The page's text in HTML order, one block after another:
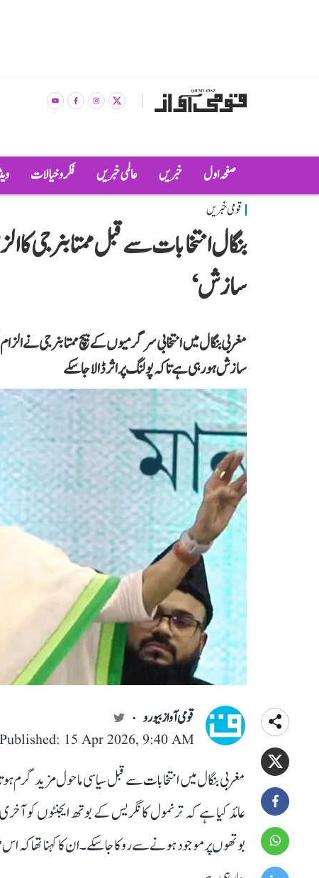
صفحہ اول خبریں عالمی خبریں فکر و خیالات
قومی خبریں
بنگال انتخابات سے قبل ممتا بنرجی کا
سازش‘
مغربی بنگال میں انتخابی سرگرمیوں کے بیچ ممتا بنرجی نے
سازش ہو رہی ہے تاکہ پولنگ پر اثر ڈالا جا سکے
قومی آواز بیورو
Published: 15 Apr 2026, 9:40 AM
مغربی بنگال میں انتخابات سے قبل سیاسی ماحول مزید گرم
عائد کیا ہے کہ ترنمول کانگریس کے بوتھ ایجنٹوں کو
بوتھوں پر موجود ہونے سے روکا جا سکے۔ ان کا کہنا تھا